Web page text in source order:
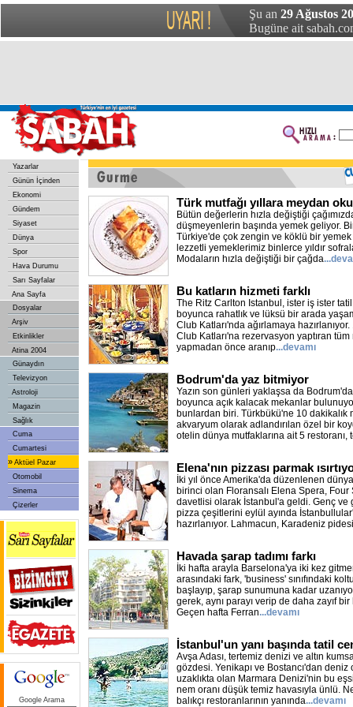
Şu an 29 Ağustos
Bugüne ait
Yazarlar
Günün İçinden
Ekonomi
Gündem
Siyaset
Dünya
Spor
Hava Durumu
Sarı Sayfalar
Ana Sayfa
Dosyalar
Arşiv
Etkinlikler
Atina 2004
Günaydın
Televizyon
Astroloji
Magazin
Sağlık
Cuma
Cumartesi
» Aktüel Pazar
Otomobil
Sinema
Çizerler
Google Arama
Türk mutfağı yıllara meydan
Bütün değerlerin hızla değiştiği
düşmeyenlerin başında yemek geliyor.
Türkiye'de çok zengin ve köklü bir
lezzetli yemeklerimiz binlerce yıldır
Modaların hızla değiştiği bir çağda
Bu katların hizmeti farklı
The Ritz Carlton Istanbul, ister iş ister
boyunca rahatlık ve lüksü bir arada
Club Katları'nda ağırlamaya
Club Katları'na rezervasyon yaptıran
yapmadan önce aranıp...devamı
Bodrum'da yaz bitmiyor
Yazın son günleri yaklaşsa da
boyunca açık kalacak mekanlar
bunlardan biri. Türkbükü'ne 10 dakikalık
akvaryum olarak adlandırılan özel bir
otelin dünya mutfaklarına ait 5 restoranı,
Elena'nın pizzası parmak
İki yıl önce Amerika'da düzenlenen
birinci olan Floransalı Elena Spera,
davetlisi olarak İstanbul'a geldi. Genç ve
pizza çeşitlerini eylül ayında
hazırlanıyor. Lahmacun, Karadeniz pidesi
Havada şarap tadımı farkı
İki hafta arayla Barselona'ya iki kez
arasındaki fark, 'business' sınıfındaki
başlayıp, şarap sunumuna kadar
gerek, aynı parayı verip de daha zayıf
Geçen hafta Ferran...devamı
İstanbul'un yanı başında tatil
Avşa Adası, tertemiz denizi ve altın
gözdesi. Yenikapı ve Bostancı'dan
uzaklıkta olan Marmara Denizi'nin bu
nem oranı düşük temiz havasıyla ünlü.
balıkçı restoranlarının yanında...devamı